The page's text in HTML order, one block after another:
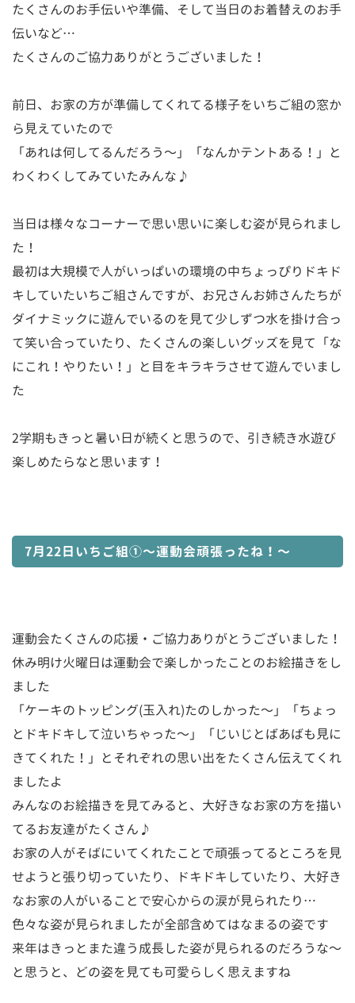
たくさんのお手伝いや準備、そして当日のお着替えのお手
伝いなど…
たくさんのご協力ありがとうございました！
前日、お家の方が準備してくれてる様子をいちご組の窓か
ら見えていたので
「あれは何してるんだろう〜」「なんかテントある！」と
わくわくしてみていたみんな♪
当日は様々なコーナーで思い思いに楽しむ姿が見られまし
た！
最初は大規模で人がいっぱいの環境の中ちょっぴりドキド
キしていたいちご組さんですが、お兄さんお姉さんたちが
ダイナミックに遊んでいるのを見て少しずつ水を掛け合っ
て笑い合っていたり、たくさんの楽しいグッズを見て「な
にこれ！やりたい！」と目をキラキラさせて遊んでいまし
た
2学期もきっと暑い日が続くと思うので、引き続き水遊び
楽しめたらなと思います！
7月22日いちご組①〜運動会頑張ったね！〜
運動会たくさんの応援・ご協力ありがとうございました！
休み明け火曜日は運動会で楽しかったことのお絵描きをし
ました
「ケーキのトッピング(玉入れ)たのしかった〜」「ちょっ
とドキドキして泣いちゃった〜」「じいじとばあばも見に
きてくれた！」とそれぞれの思い出をたくさん伝えてくれ
ましたよ
みんなのお絵描きを見てみると、大好きなお家の方を描い
てるお友達がたくさん♪
お家の人がそばにいてくれたことで頑張ってるところを見
せようと張り切っていたり、ドキドキしていたり、大好き
なお家の人がいることで安心からの涙が見られたり…
色々な姿が見られましたが全部含めてはなまるの姿です
来年はきっとまた違う成長した姿が見られるのだろうな〜
と思うと、どの姿を見ても可愛らしく思えますね